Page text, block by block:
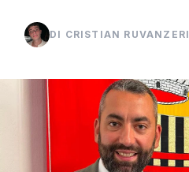
DI CRISTIAN RUVANZERI